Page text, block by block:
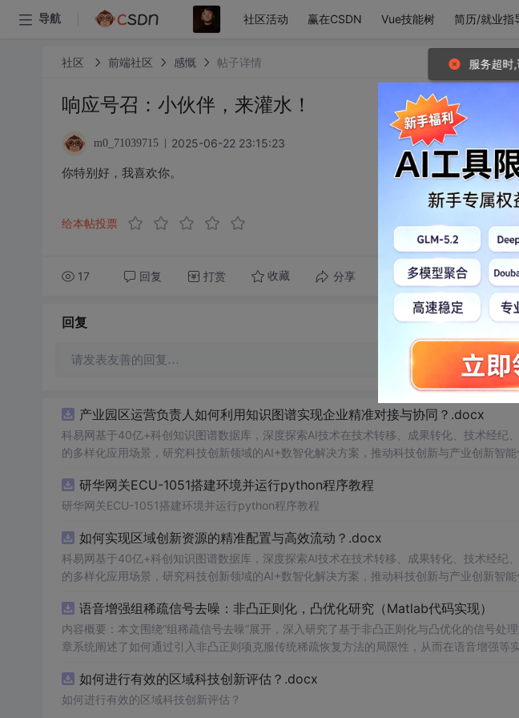
导航 社区活动 赢在CSDN Vue技能树 简历/就业指
社区 前端社区 感慨 帖子详情
响应号召：小伙伴，来灌水！
m0_71039715 2025-06-22 23:15:23
你特别好，我喜欢你。
给本帖投票
17 回复 打赏 收藏 分享 转发到动态 举报
回复
请发表友善的回复…
产业园区运营负责人如何利用知识图谱实现企业精准对接与协同？.docx
科易网基于40亿+科创知识图谱数据库，深度探索AI技术在技术转移、成果转化、技术经纪
的多样化应用场景，研究科技创新领域的AI+数智化解决方案，推动科技创新与产业创新智能
研华网关ECU-1051搭建环境并运行python程序教程
研华网关ECU-1051搭建环境并运行python程序教程
如何实现区域创新资源的精准配置与高效流动？.docx
科易网基于40亿+科创知识图谱数据库，深度探索AI技术在技术转移、成果转化、技术经纪
的多样化应用场景，研究科技创新领域的AI+数智化解决方案，推动科技创新与产业创新智能
语音增强组稀疏信号去噪：非凸正则化，凸优化研究（Matlab代码实现）
内容概要：本文围绕“组稀疏信号去噪”展开，深入研究了基于非凸正则化与凸优化的信号处
章系统阐述了如何通过引入非凸正则项克服传统稀疏恢复方法的局限性，从而在语音增强等
化为可通过凸优化技术求解的形式，并设计了高效的求解算法。通过全面的仿真实验，验证
面的显著优势，尤其在强噪声环境下表现出更强的鲁棒性。; 适合人群：具备一定信号处理理论基础和Matlab编程能力的研究生、科研人
如何进行有效的区域科技创新评估？.docx
如何进行有效的区域科技创新评估？
服务超时